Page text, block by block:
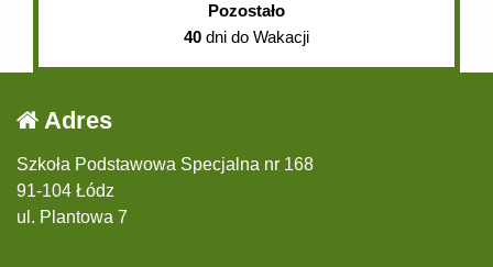
Pozostało
40 dni do Wakacji
Adres
Szkoła Podstawowa Specjalna nr 168
91-104 Łódz
ul. Plantowa 7